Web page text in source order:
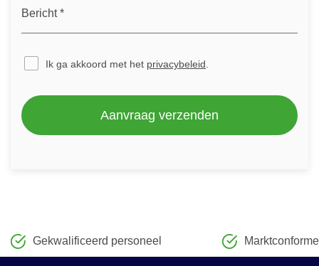
Ik ga akkoord met het privacybeleid.
Gekwalificeerd personeel